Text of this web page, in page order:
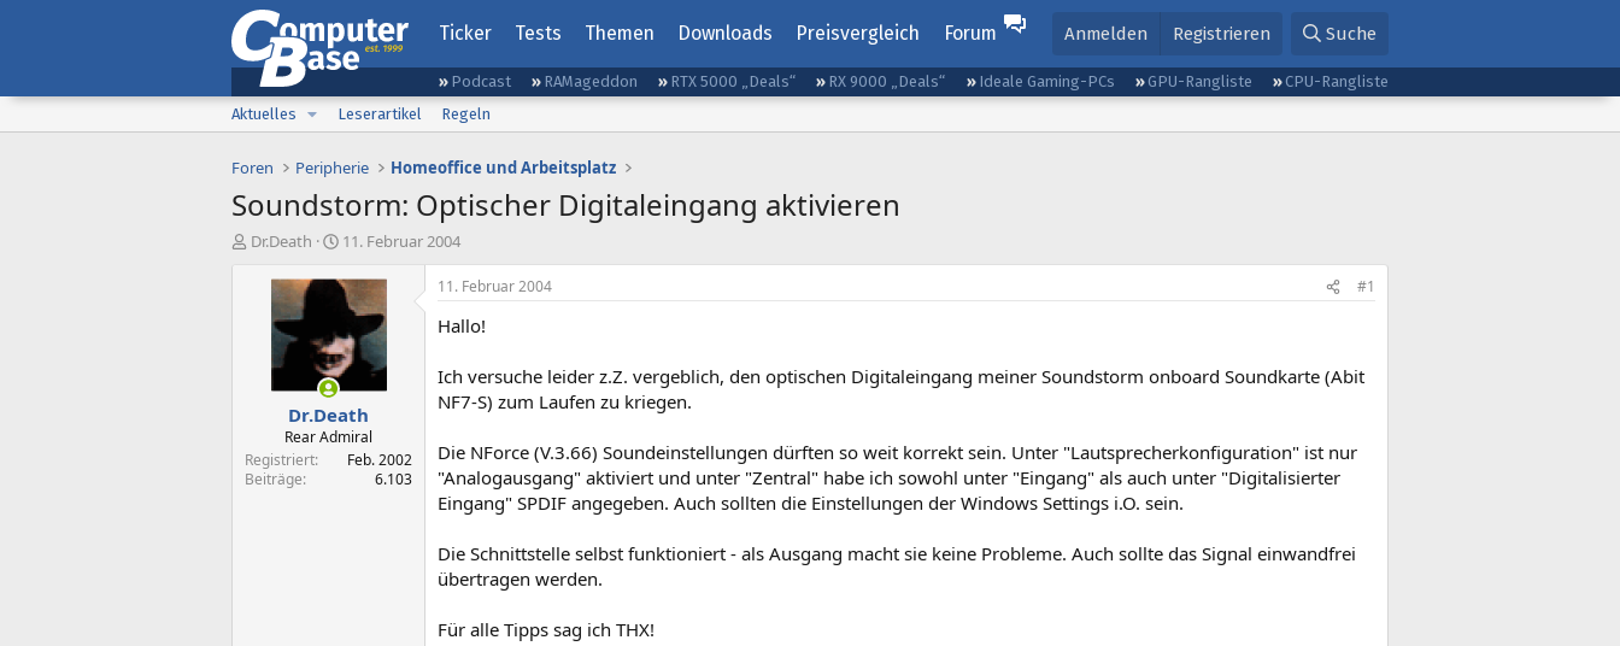
Ticker Tests Themen Downloads Preisvergleich Forum Anmelden Registrieren Suche
Podcast RAMageddon RTX 5000 „Deals“ RX 9000 „Deals“ Ideale Gaming-PCs GPU-Rangliste
CPU-Rangliste
Aktuelles
Leserartikel Regeln
Foren Peripherie Homeoffice und Arbeitsplatz
Soundstorm: Optischer Digitaleingang aktivieren
E
Dr.Death
E
s
t
l
l
t
a
m
11. Februar 2004
Dr.Death
Rear Admiral
Registriert
Feb. 2002
Beiträge
6.103
11. Februar 2004 #1
Hallo!
Ich versuche leider z.Z. vergeblich, den optischen Digitaleingang meiner Soundstorm onboard Soundkarte (Abit
NF7-S) zum Laufen zu kriegen.
Die NForce (V.3.66) Soundeinstellungen dürften so weit korrekt sein. Unter "Lautsprecherkonfiguration" ist nur
"Analogausgang" aktiviert und unter "Zentral" habe ich sowohl unter "Eingang" als auch unter "Digitalisierter
Eingang" SPDIF angegeben. Auch sollten die Einstellungen der Windows Settings i.O. sein.
Die Schnittstelle selbst funktioniert - als Ausgang macht sie keine Probleme. Auch sollte das Signal einwandfrei
übertragen werden.
Für alle Tipps sag ich THX!